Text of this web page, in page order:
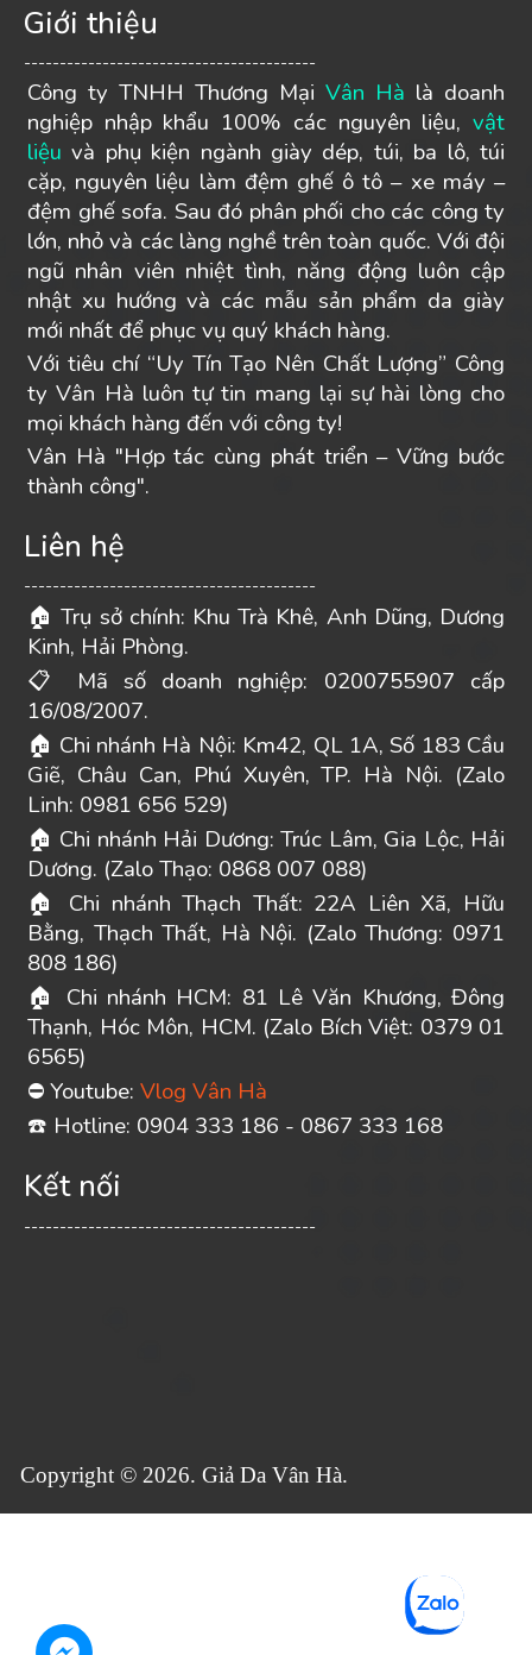
Giới thiệu
-----------------------------------------
Công ty TNHH Thương Mại Vân Hà là doanh
nghiệp nhập khẩu 100% các nguyên liệu, vật
liệu và phụ kiện ngành giày dép, túi, ba lô, túi
cặp, nguyên liệu làm đệm ghế ô tô – xe máy –
đệm ghế sofa. Sau đó phân phối cho các công ty
lớn, nhỏ và các làng nghề trên toàn quốc. Với đội
ngũ nhân viên nhiệt tình, năng động luôn cập
nhật xu hướng và các mẫu sản phẩm da giày
mới nhất để phục vụ quý khách hàng.
Với tiêu chí “Uy Tín Tạo Nên Chất Lượng” Công
ty Vân Hà luôn tự tin mang lại sự hài lòng cho
mọi khách hàng đến với công ty!
Vân Hà "Hợp tác cùng phát triển – Vững bước
thành công".
Liên hệ
-----------------------------------------
🏠 Trụ sở chính: Khu Trà Khê, Anh Dũng, Dương
Kinh, Hải Phòng.
📋
Mã số doanh nghiệp: 0200755907 cấp
16/08/2007.
🏠 Chi nhánh Hà Nội: Km42, QL 1A, Số 183 Cầu
Giẽ, Châu Can, Phú Xuyên, TP. Hà Nội. (Zalo
Linh: 0981 656 529)
🏠 Chi nhánh Hải Dương: Trúc Lâm, Gia Lộc, Hải
Dương. (Zalo Thạo: 0868 007 088)
🏠 Chi nhánh Thạch Thất: 22A Liên Xã, Hữu
Bằng, Thạch Thất, Hà Nội. (Zalo Thương: 0971
808 186)
🏠
Chi nhánh HCM: 81 Lê Văn Khương, Đông
Thạnh, Hóc Môn, HCM. (Zalo Bích Việt: 0379 01
6565)
⛔ Youtube: Vlog Vân Hà
☎ ️ Hotline: 0904 333 186 - 0867 333 168
Kết nối
-----------------------------------------
Copyright © 2026. Giả Da Vân Hà.